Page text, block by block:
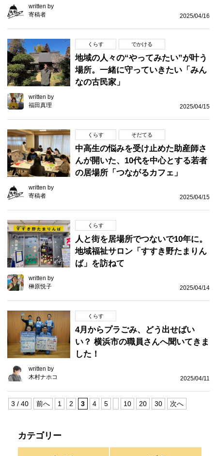
written by
寄稿者
2025/04/16
くらす でかける
地域の人々の“やってみたい”が叶う
場所。一緒に守っていきたい「みん
なの古民家」
written by
福田真理
2025/04/15
くらす そだてる
中高生の悩みを受け止めた助産師さ
んが開いた、10代を中心とする若者
の居場所「つながるカフェ」
written by
寄稿者
2025/04/15
くらす
人と街を居場所でつないで10年に。
地域福祉サロン「すすき野たまりん
ば」を訪ねて
written by
榊原悦子
2025/04/14
くらす
4月からプラごみ、どう出せばい
い？ 横浜市の職員さんへ聞いてきま
した！
written by
木村ナホコ
2025/04/11
3 / 40 前へ 1 2 3 4 5 10 20 30 次へ
カテゴリー